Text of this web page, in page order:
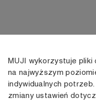
KONTAKT
+48 505 166 958
MUJI wykorzystuje pliki
na najwyższym
indywidualnych
zmiany ustawień